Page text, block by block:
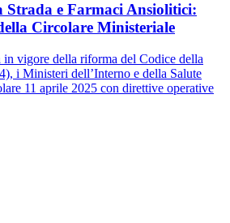
Strada e Farmaci Ansiolitici:
Circolare Ministeriale
in vigore della riforma del Codice della
i Ministeri dell’Interno e della Salute
11 aprile 2025 con direttive operative